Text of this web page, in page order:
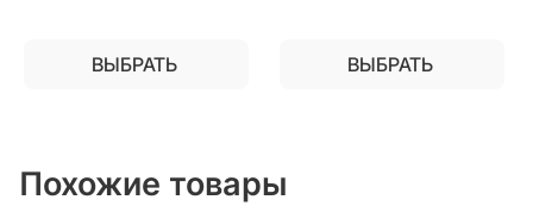
ВЫБРАТЬ ВЫБРАТЬ
Похожие товары